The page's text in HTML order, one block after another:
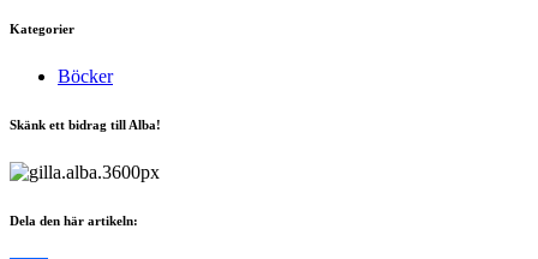
Kategorier
Böcker
Skänk ett bidrag till Alba!
Dela den här artikeln: